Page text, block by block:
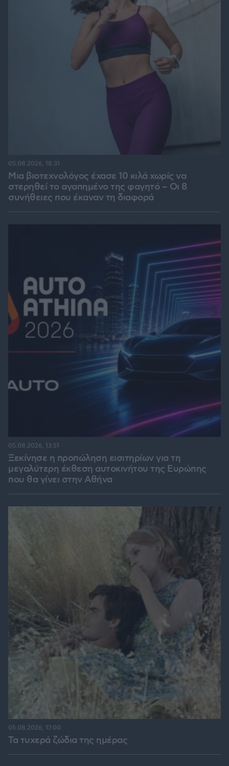
Μια βιοτεχνολόγος έχασε 10 κιλά χωρίς να
στερηθεί το αγαπημένο της φαγητό – Οι 8
συνήθειες που έκαναν τη διαφορά
05.08.2026, 18:31
Ξεκίνησε η προπώληση εισιτηρίων για τη
μεγαλύτερη έκθεση αυτοκινήτου της Ευρώπης
που θα γίνει στην Αθήνα
05.08.2026, 13:51
Τα τυχερά ζώδια της ημέρας
05.08.2026, 17:00